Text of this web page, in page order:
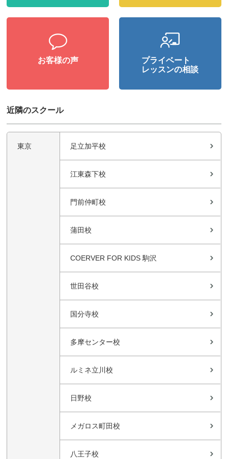
お客様の声
プライベート
レッスンの相談
近隣のスクール
東京 足立加平校
江東森下校
門前仲町校
蒲田校
COERVER FOR KIDS 駒沢
世田谷校
国分寺校
多摩センター校
ルミネ立川校
日野校
メガロス町田校
八王子校